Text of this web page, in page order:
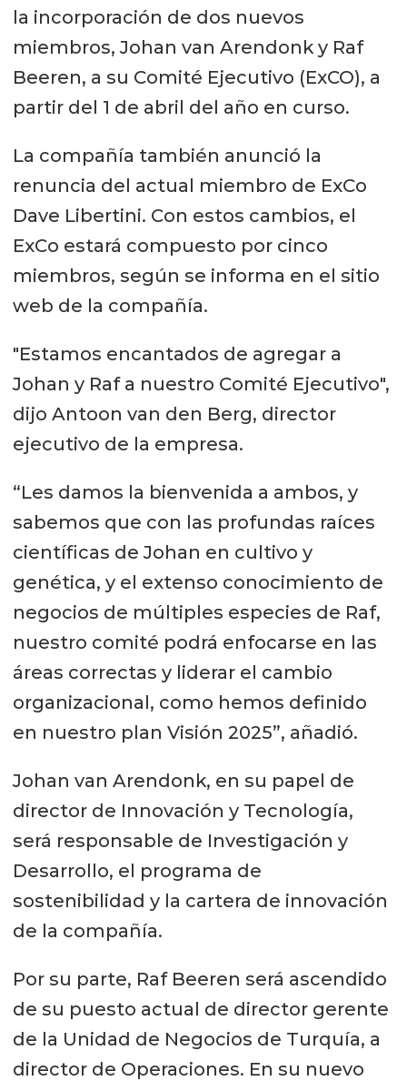
la incorporación de dos nuevos
miembros, Johan van Arendonk y Raf
Beeren, a su Comité Ejecutivo (ExCO), a
partir del 1 de abril del año en curso.
La compañía también anunció la
renuncia del actual miembro de ExCo
Dave Libertini. Con estos cambios, el
ExCo estará compuesto por cinco
miembros, según se informa en el sitio
web de la compañía.
"Estamos encantados de agregar a
Johan y Raf a nuestro Comité Ejecutivo",
dijo Antoon van den Berg, director
ejecutivo de la empresa.
“Les damos la bienvenida a ambos, y
sabemos que con las profundas raíces
científicas de Johan en cultivo y
genética, y el extenso conocimiento de
negocios de múltiples especies de Raf,
nuestro comité podrá enfocarse en las
áreas correctas y liderar el cambio
organizacional, como hemos definido
en nuestro plan Visión 2025”, añadió.
Johan van Arendonk, en su papel de
director de Innovación y Tecnología,
será responsable de Investigación y
Desarrollo, el programa de
sostenibilidad y la cartera de innovación
de la compañía.
Por su parte, Raf Beeren será ascendido
de su puesto actual de director gerente
de la Unidad de Negocios de Turquía, a
director de Operaciones. En su nuevo